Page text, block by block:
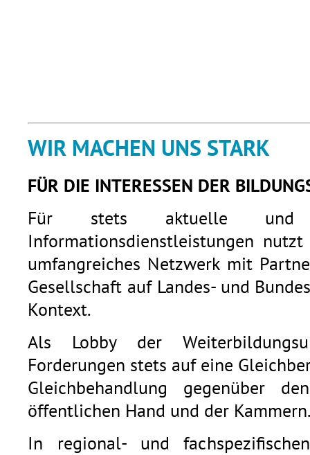
WIR MACHEN UNS STARK
FÜR DIE INTERESSEN DER
Für stets aktuelle und
Informationsdienstleistungen
umfangreiches Netzwerk mit
Gesellschaft auf Landes- und
Kontext.
Als Lobby der
Forderungen stets auf eine
Gleichbehandlung gegenüber
öffentlichen Hand und der
In regional- und